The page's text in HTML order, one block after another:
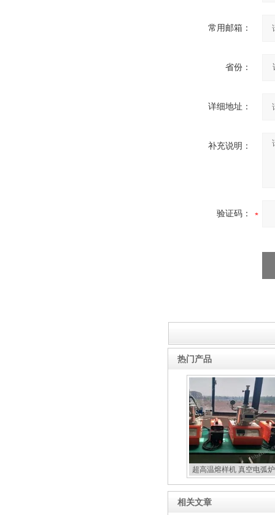
常用邮箱：
省份：
详细地址：
补充说明：
验证码：
热门产品
超高温熔样机 真空电弧
相关文章